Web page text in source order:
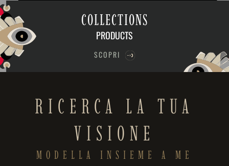
COLLECTIONS
PRODUCTS
SCOPRI
RICERCA LA TUA
VISIONE
MODELLA INSIEME A ME